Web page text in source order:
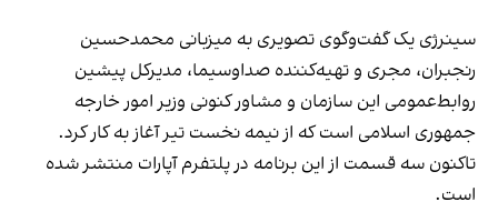
سینرژی یک گفت‌وگوی تصویری به میزبانی محمدحسین
رنجبران، مجری و تهیه‌کننده صداوسیما، مدیرکل پیشین
روابط‌عمومی این سازمان و مشاور کنونی وزیر امور خارجه
جمهوری اسلامی است که از نیمه نخست تیر آغاز به کار کرد.
تاکنون سه قسمت از این برنامه در پلتفرم آپارات منتشر شده
است.